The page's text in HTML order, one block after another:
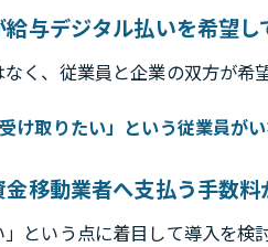
与デジタル払いを希望し
く、従業員と企業の双方が希
け取りたい」という従業員が
移動業者へ支払う手数料
」という点に着目して導入を